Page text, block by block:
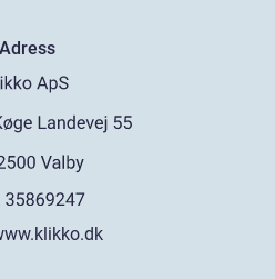
Adress